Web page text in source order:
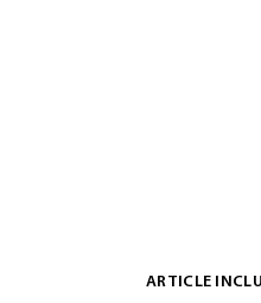
ARTICLE